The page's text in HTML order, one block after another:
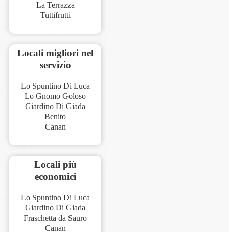
La Terrazza
Tuttifrutti
Locali migliori nel
servizio
Lo Spuntino Di Luca
Lo Gnomo Goloso
Giardino Di Giada
Benito
Canan
Locali più
economici
Lo Spuntino Di Luca
Giardino Di Giada
Fraschetta da Sauro
Canan